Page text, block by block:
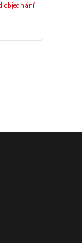
objednání